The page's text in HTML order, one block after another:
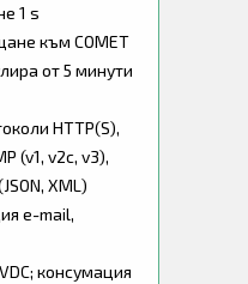
1 s
към COMET
от 5 минути
HTTP(S),
(v1, v2c, v3),
XML)
e-mail,
консумация